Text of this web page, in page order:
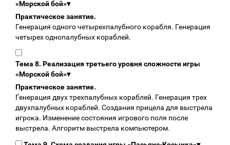
«Морской бой»▾
Практическое занятие.
Генерация одного четырехпалубного корабля. Генерация
четырех однопалубных кораблей.
Тема 8. Реализация третьего уровня сложности игры
«Морской бой»▾
Практическое занятие.
Генерация двух трехпалубных кораблей. Генерация трех
двухпалубных кораблей. Создания прицела для выстрела
игрока. Изменение состояния игрового поля после
выстрела. Алгоритм выстрела компьютером.